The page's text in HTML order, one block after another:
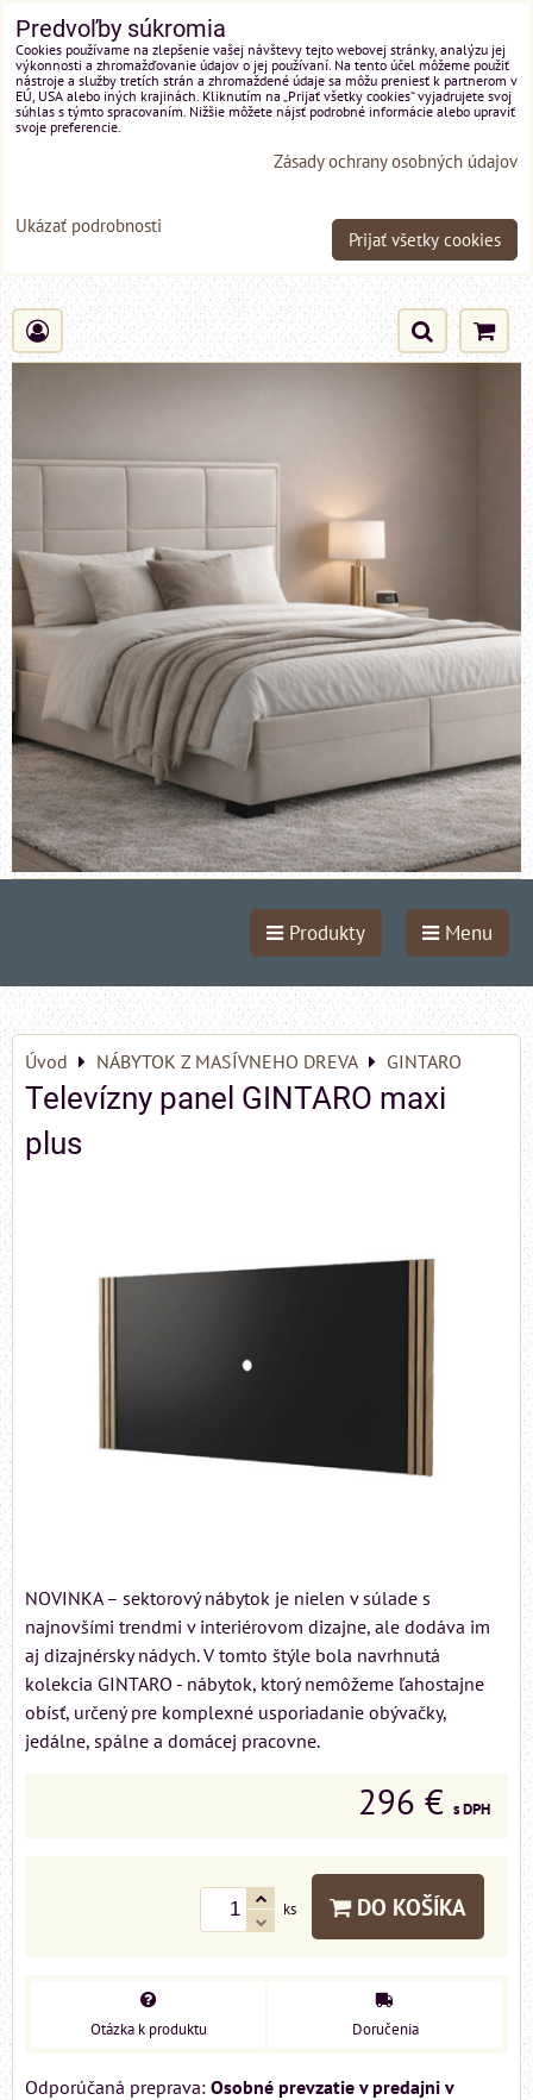
Produkty Menu
Úvod NÁBYTOK Z MASÍVNEHO DREVA GINTARO
Televízny panel GINTARO maxi
plus
NOVINKA – sektorový nábytok je nielen v súlade s
najnovšími trendmi v interiérovom dizajne, ale dodáva im
aj dizajnérsky nádych. V tomto štýle bola navrhnutá
kolekcia GINTARO - nábytok, ktorý nemôžeme ľahostajne
obísť, určený pre komplexné usporiadanie obývačky,
jedálne, spálne a domácej pracovne.
296 € s DPH
ks DO KOŠÍKA
Otázka k produktu Doručenia
Osobné prevzatie v predajni v
Predvoľby súkromia
Cookies používame na zlepšenie vašej návštevy tejto webovej stránky, analýzu jej
výkonnosti a zhromažďovanie údajov o jej používaní. Na tento účel môžeme použiť
nástroje a služby tretích strán a zhromaždené údaje sa môžu preniesť k partnerom v
EÚ, USA alebo iných krajinách. Kliknutím na „Prijať všetky cookies“ vyjadrujete svoj
súhlas s týmto spracovaním. Nižšie môžete nájsť podrobné informácie alebo upraviť
svoje preferencie.
Zásady ochrany osobných údajov
Ukázať podrobnosti
Prijať všetky cookies